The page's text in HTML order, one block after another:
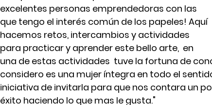
excelentes personas emprendedoras con las
que tengo el interés común de los papeles! Aquí
hacemos retos, intercambios y actividades
para practicar y aprender este bello arte,  en
una de estas actividades  tuve la fortuna de
considero es una mujer íntegra en todo el
iniciativa de invitarla para que nos contara un
éxito haciendo lo que mas le gusta."